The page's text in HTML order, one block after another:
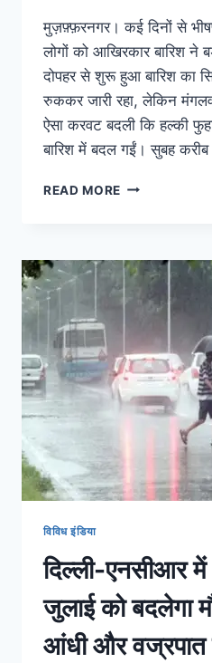
मुज़फ़्फ़रनगर। कई दिनों से
लोगों को आखिरकार बारिश ने
दोपहर से शुरू हुआ बारिश का
रुककर जारी रहा, लेकिन
ऐसा करवट बदली कि हल्की
बारिश में बदल गईं। सुबह
READ MORE
विविध इंडिया
दिल्ली-एनसीआर
जुलाई को बदलेगा
आंधी और वज्रपात